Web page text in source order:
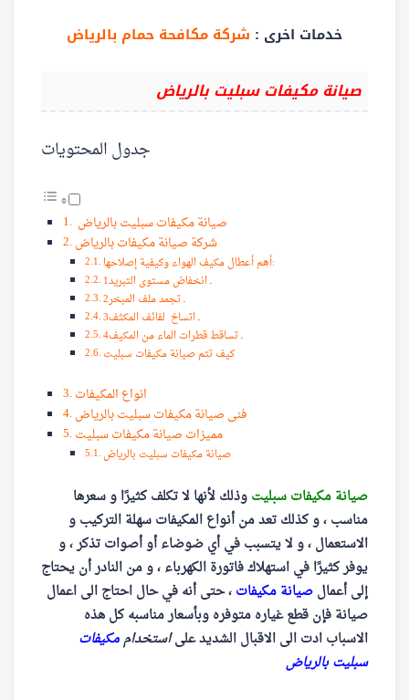
خدمات اخرى : شركة مكافحة حمام بالرياض
صيانة مكيفات سبليت بالرياض
جدول المحتويات
صيانة مكيفات سبليت بالرياض
شركة صيانة مكيفات بالرياض
أهم أعطال مكيف الهواء وكيفية إصلاحها:
1ـ انخفاض مستوى التبريد
2ـ تجمد ملف المبخر
3ـ اتساخ لفائف المكثف
4ـ تساقط قطرات الماء من المكيف
كيف تتم صيانة مكيفات سبليت
انواع المكيفات
فنى صيانة مكيفات سبليت بالرياض
مميزات صيانة مكيفات سبليت
صيانة مكيفات سبليتوذلك لأنها لا تكلف كثيرًا و سعرها
مناسب ، و كذلك تعد من أنواع المكيفات سهلة التركيب و
الاستعمال ، و لا يتسبب في أي ضوضاء أو أصوات تذكر ، و
يوفر كثيرًا في استهلاك فاتورة الكهرباء ، و من النادر أن يحتاج
إلى أعمالصيانة مكيفات، حتى أنه في حال احتاج الى اعمال
صيانة فإن قطع غياره متوفره وبأسعار مناسبه كل هذه
الاسباب ادت الى الاقبال الشديد علىاستخداممكيفات
سبليت بالرياض